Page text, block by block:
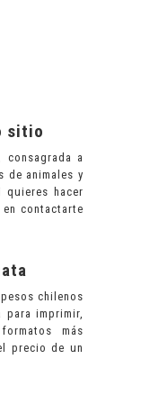
sitio
consagrada a
de animales y
hacer
contactarte
chilenos
imprimir,
más
precio de un